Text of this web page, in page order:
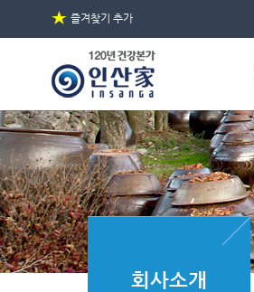
★ 즐겨찾기 추가
회사소개